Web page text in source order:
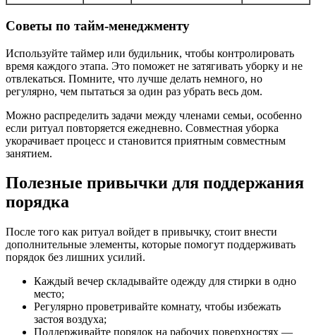
Советы по тайм-менеджменту
Используйте таймер или будильник, чтобы контролировать
время каждого этапа. Это поможет не затягивать уборку и не
отвлекаться. Помните, что лучше делать немного, но
регулярно, чем пытаться за один раз убрать весь дом.
Можно распределить задачи между членами семьи, особенно
если ритуал повторяется ежедневно. Совместная уборка
укорачивает процесс и становится приятным совместным
занятием.
Полезные привычки для поддержания
порядка
После того как ритуал войдет в привычку, стоит внести
дополнительные элементы, которые помогут поддерживать
порядок без лишних усилий.
Каждый вечер складывайте одежду для стирки в одно
место;
Регулярно проветривайте комнату, чтобы избежать
застоя воздуха;
Поддерживайте порядок на рабочих поверхностях —